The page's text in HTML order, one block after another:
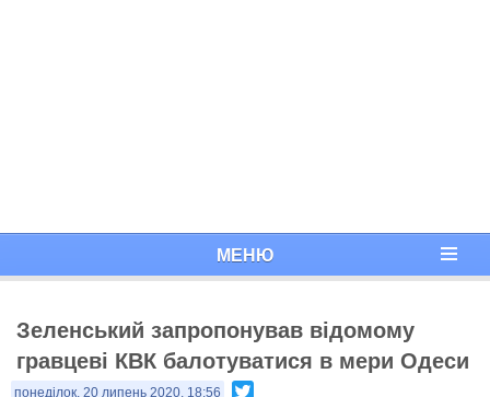
МЕНЮ
Зеленський запропонував відомому
гравцеві КВК балотуватися в мери Одеси
понеділок, 20 липень 2020, 18:56